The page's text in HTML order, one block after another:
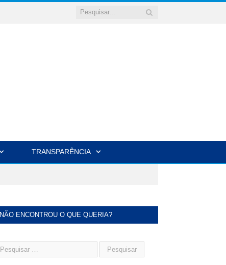
TRANSPARÊNCIA
NÃO ENCONTROU O QUE QUERIA?